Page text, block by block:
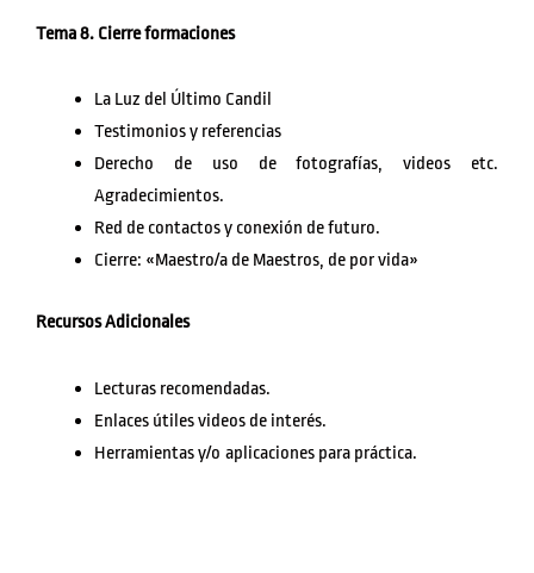
Tema 8. Cierre formaciones
La Luz del Último Candil
Testimonios y referencias
Derecho de uso de fotografías, videos etc.
Agradecimientos.
Red de contactos y conexión de futuro.
Cierre: «Maestro/a de Maestros, de por vida»
Recursos Adicionales
Lecturas recomendadas.
Enlaces útiles videos de interés.
Herramientas y/o aplicaciones para práctica.